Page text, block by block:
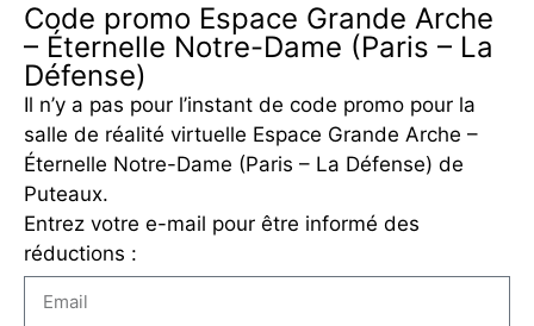
Code promo Espace Grande Arche
– Éternelle Notre-Dame (Paris – La
Défense)
Il n’y a pas pour l’instant de code promo pour la
salle de réalité virtuelle Espace Grande Arche –
Éternelle Notre-Dame (Paris – La Défense) de
Puteaux.
Entrez votre e-mail pour être informé des
réductions :